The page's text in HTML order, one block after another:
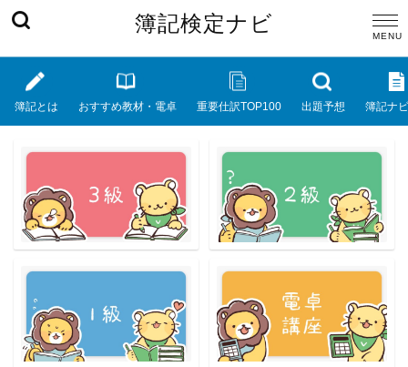
簿記検定ナビ
簿記とは おすすめ教材・電卓 重要仕訳TOP100 出題予想 簿記ナ